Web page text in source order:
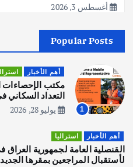
أغسطس 3, 2026
2
اصبح بطلاً
يوليو 30, 2026
3
يوليو 30, 2026
Popular Posts
1
أهم الأخبار
التعداد السكاني في11 من الشهر
يوليو 28, 2026
أهم الأخبار استراليا
القنصلية العامة لجمهورية
لأستقبال المراجعين بمقرها الجديد